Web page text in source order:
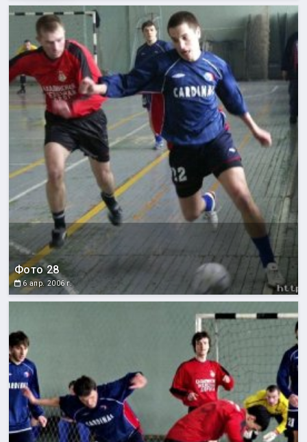
Фото 28
6 апр. 2006 г.